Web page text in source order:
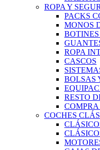
ROPA Y
PACKS
MONOS
ROPA
CASCOS
BOLSAS
RESTO
COCHES